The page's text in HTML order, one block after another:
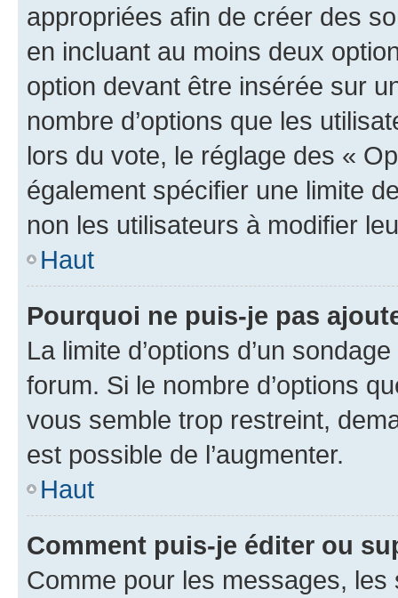
appropriées afin de créer des
en incluant au moins deux
option devant être insérée sur
nombre d’options que les
lors du vote, le réglage des «
également spécifier une limite
non les utilisateurs à modifier
Haut
Pourquoi ne puis-je pas
La limite d’options d’un
forum. Si le nombre d’options
vous semble trop restreint,
est possible de l’augmenter.
Haut
Comment puis-je éditer ou
Comme pour les messages,